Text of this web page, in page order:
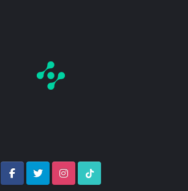
FacebookTwitter InstagramTik Tok